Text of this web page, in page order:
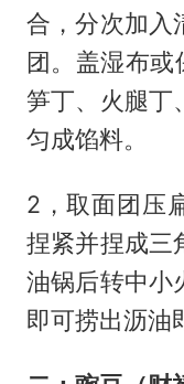
合，分次加入
团。盖湿布
笋丁、火腿丁
匀成馅料。
2，取面团压
捏紧并捏成三
油锅后转中小
即可捞出沥油